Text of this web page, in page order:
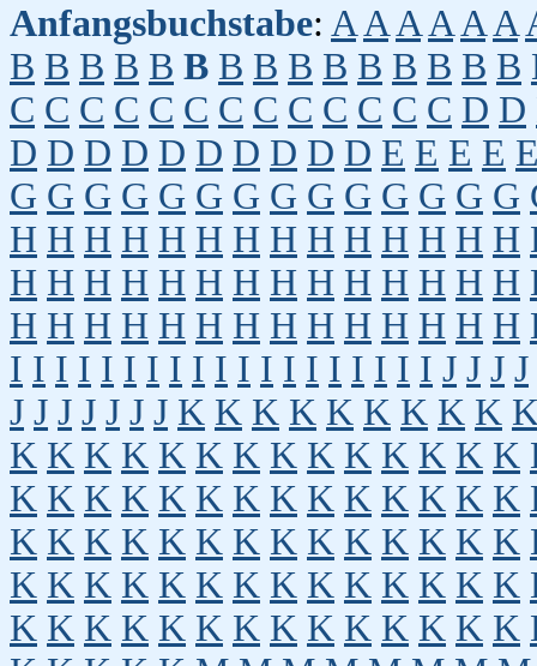
Anfangsbuchstabe: A A A A A A
B B B B B B B B B B B B B B B
C C C C C C C C C C C C C D D
D D D D D D D D D D E E E E
G G G G G G G G G G G G G G
H H H H H H H H H H H H H H
H H H H H H H H H H H H H H
H H H H H H H H H H H H H H
I I I I I I I I I I I I I I I I I I I J J J J
J J J J J J J K K K K K K K K K
K K K K K K K K K K K K K K
K K K K K K K K K K K K K K
K K K K K K K K K K K K K K
K K K K K K K K K K K K K K
K K K K K K K K K K K K K K